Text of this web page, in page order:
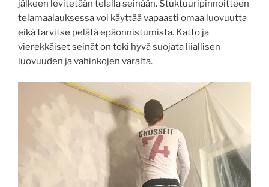
jälkeen levitetään telalla seinään. Stuktuuripinnoitteen
telamaalauksessa voi käyttää vapaasti omaa luovuutta
eikä tarvitse pelätä epäonnistumista. Katto ja
vierekkäiset seinät on toki hyvä suojata liiallisen
luovuuden ja vahinkojen varalta.